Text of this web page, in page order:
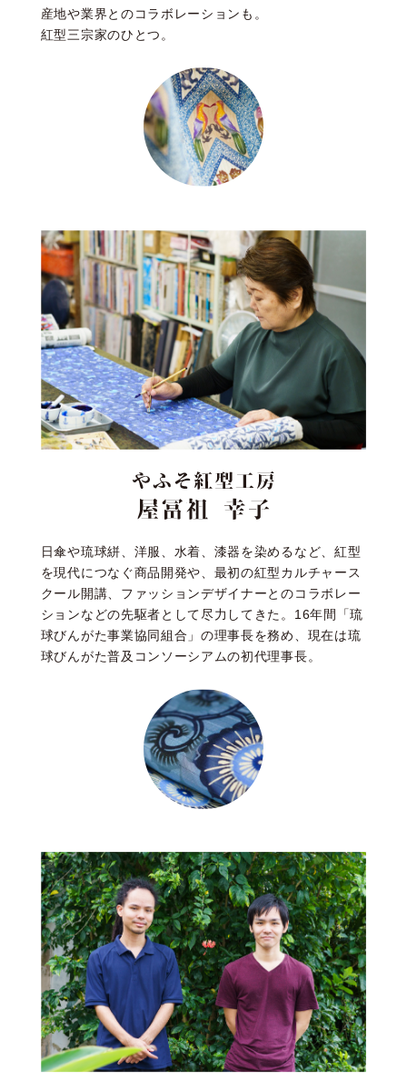
産地や業界とのコラボレーションも。
紅型三宗家のひとつ。
日傘や琉球絣、洋服、水着、漆器を染めるなど、紅型
を現代につなぐ商品開発や、最初の紅型カルチャース
クール開講、ファッションデザイナーとのコラボレー
ションなどの先駆者として尽力してきた。16年間「琉
球びんがた事業協同組合」の理事長を務め、現在は琉
球びんがた普及コンソーシアムの初代理事長。